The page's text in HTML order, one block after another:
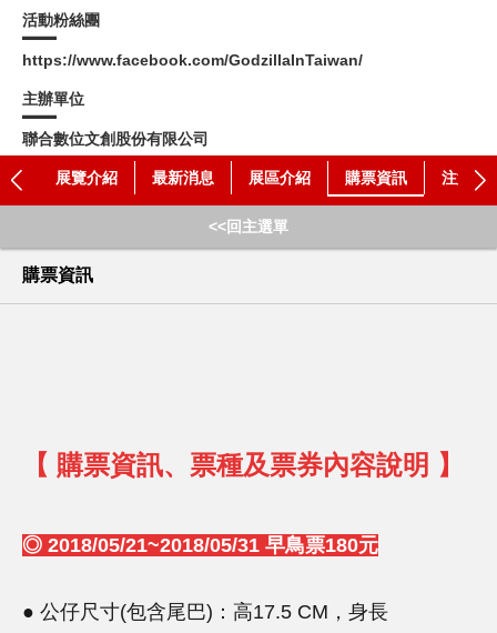
活動粉絲團
https://www.facebook.com/GodzillaInTaiwan/
主辦單位
聯合數位文創股份有限公司
展覽介紹 最新消息 展區介紹 購票資訊 注意事
<<回主選單
購票資訊
【 購票資訊、票種及票券內容說明 】
◎ 2018/05/21~2018/05/31 早鳥票180元
● 公仔尺寸(包含尾巴)：高17.5 CM，身長